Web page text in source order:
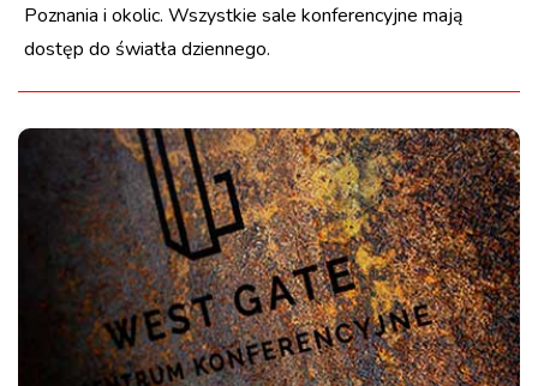
Poznania i okolic. Wszystkie sale konferencyjne mają
dostęp do światła dziennego.